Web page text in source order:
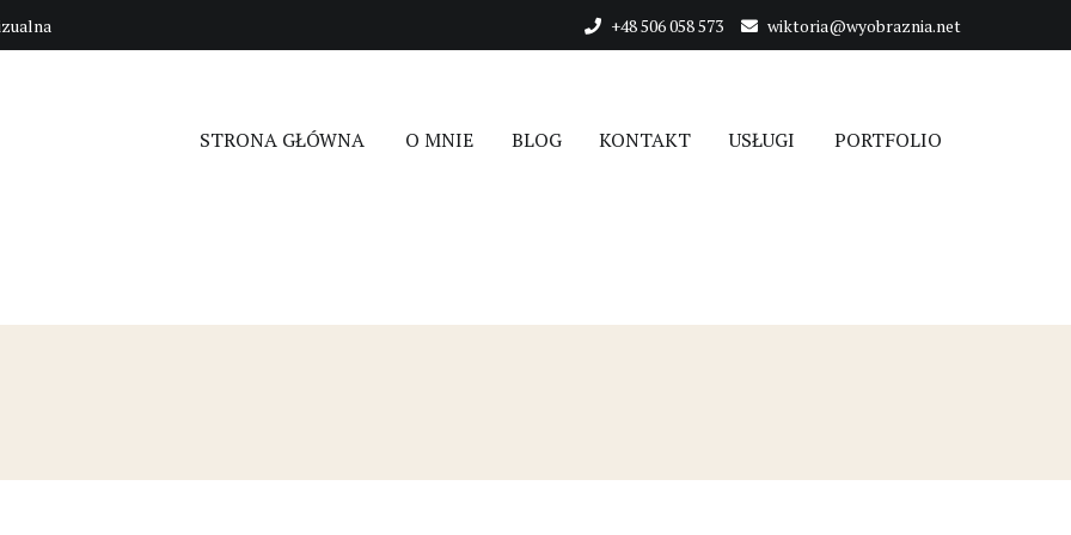
+48 506 058 573 wiktoria@wyobraznia.net
STRONA GŁÓWNA O MNIE BLOG KONTAKT USŁUGI PORTFOLIO